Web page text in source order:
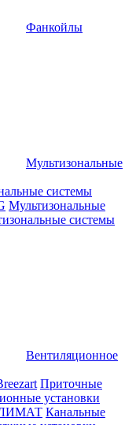
Фанкойлы
Мультизональные
системы
Мультизональные
системы
Вентиляционное
Приточные
установки
Канальные